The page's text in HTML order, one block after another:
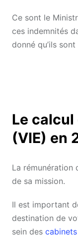
Ce sont le
ces indemnités
donné qu’ils
Le
(VIE) en
La rémunération
de sa mission.
Il est important
destination de
sein des cabinets